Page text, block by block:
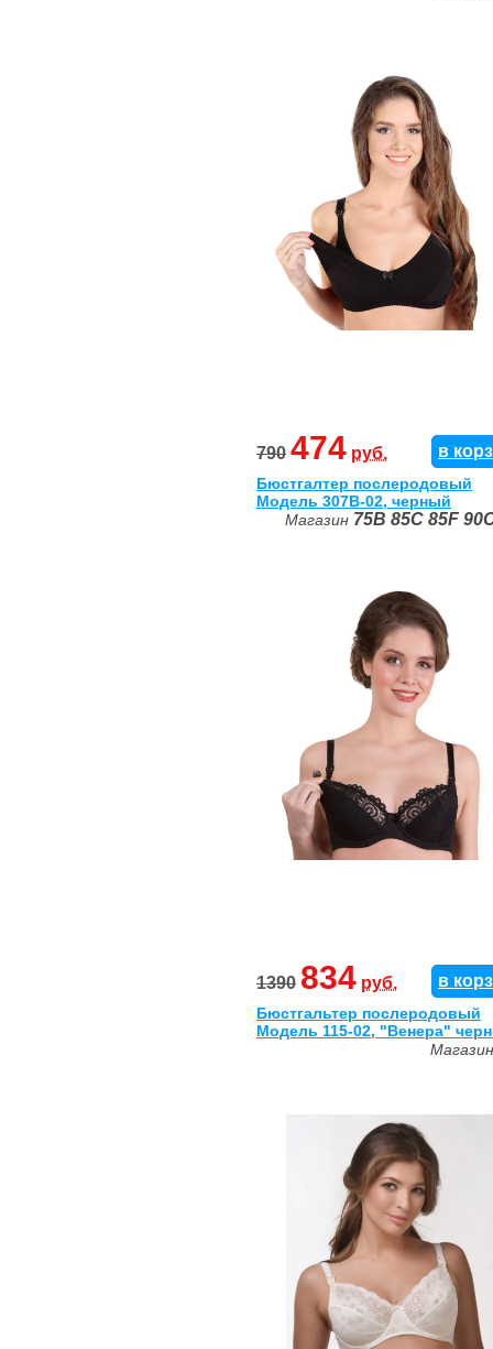
790 474 руб. в
Бюстгалтер послеродовый
Модель 307B-02, черный
Магазин 75B 85C 85F
1390 834 руб. в
Бюстгальтер послеродовый
Модель 115-02, "Венера"